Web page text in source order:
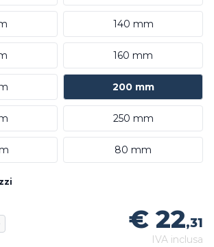
140 mm
160 mm
200 mm
250 mm
80 mm
€ 22,31
IVA inclusa